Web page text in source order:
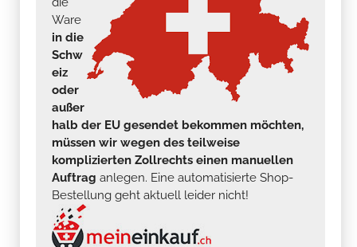
Ware
in die
Schw
eiz
oder
außer
halb der EU gesendet bekommen möchten,
müssen wir wegen des teilweise
komplizierten Zollrechts einen manuellen
Auftrag anlegen. Eine automatisierte Shop-
Bestellung geht aktuell leider nicht!